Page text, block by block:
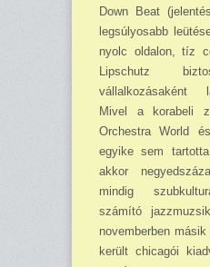
Down Beat
legsúlyosabb
nyolc oldalon, tíz
Lipschutz
vállalkozásaként
Mivel a korabeli
Orchestra World
egyike sem
akkor
mindig
számító
novemberben
került chicagói